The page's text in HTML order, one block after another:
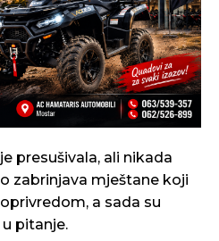
presušivala, ali nikada
zabrinjava mještane koji
a sada su
pitanje.